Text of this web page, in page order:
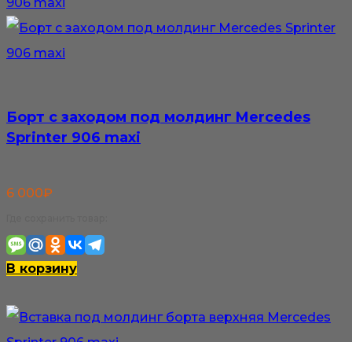
Борт с заходом под молдинг Mercedes
Sprinter 906 maxi
6 000₽
В корзину